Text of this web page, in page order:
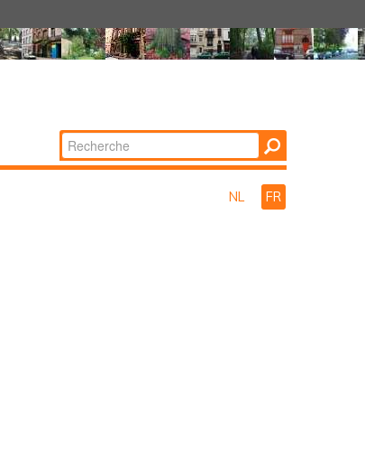
Chercher par
Recherche
NL FR